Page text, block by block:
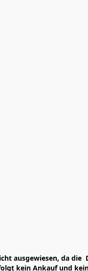
ausgewiesen, da die